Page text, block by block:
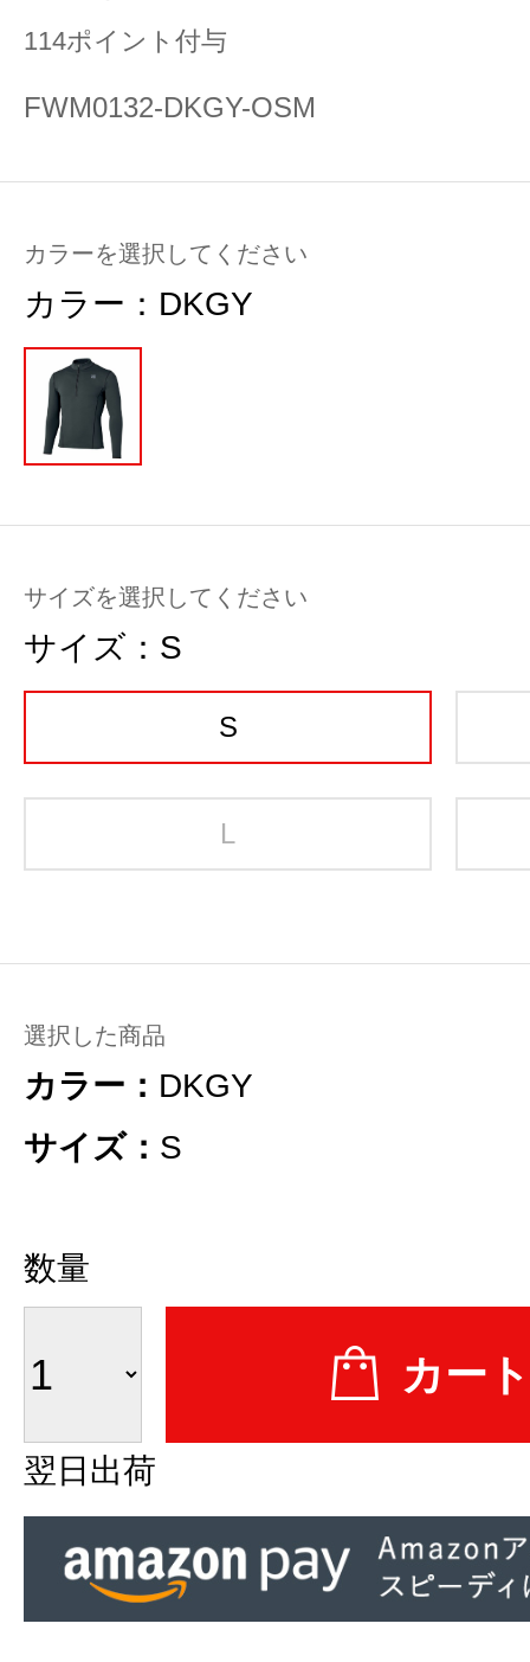
114ポイント付与
FWM0132-DKGY-OSM
カラーを選択してください
カラー： DKGY
サイズを選択してください
サイズ： S
S
L
選択した商品
カラー： DKGY
サイズ： S
数量
翌日出荷